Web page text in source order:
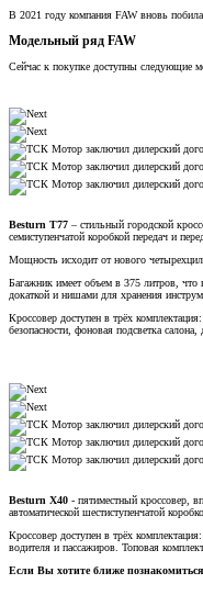
В 2021 году компания FAW вновь
Модельный ряд FAW
Сейчас к покупке доступны следующие
Besturn T77 – стильный городской
семиступенчатой коробкой передач и
Мощность исходит от нового
Багажник имеет объем в 375 литров,
докаткой и нишами для хранения
Кроссовер доступен в трёх
безопасности, фоновая подсветка
Besturn X40 - пятиместный кроссовер,
автоматической шестиступенчатой
Кроссовер доступен в трёх
водителя и пассажиров. Топовая
Если Вы хотите ближе